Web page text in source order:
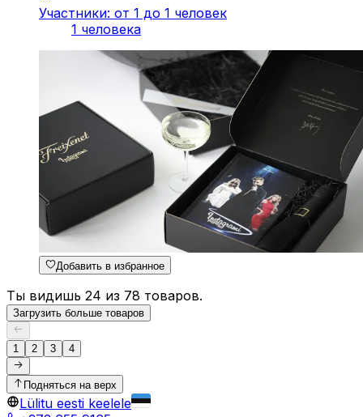
Участники: от 1 до 1 человек
1 человека
Добавить в избранное
Ты видишь 24 из 78 товаров.
Загрузить больше товаров
1 2 3 4
Подняться на верх
Lülitu eesti keelele